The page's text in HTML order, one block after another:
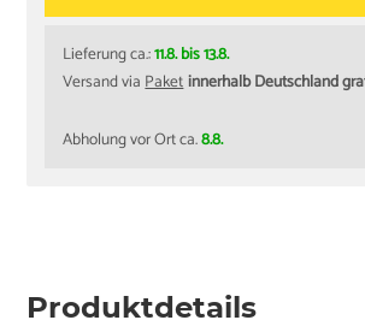
Lieferung ca.:11.8. bis 13.8.
Versand viaPaketinnerhalb Deutschland
Abholung vor Ort ca.8.8.
Produktdetails